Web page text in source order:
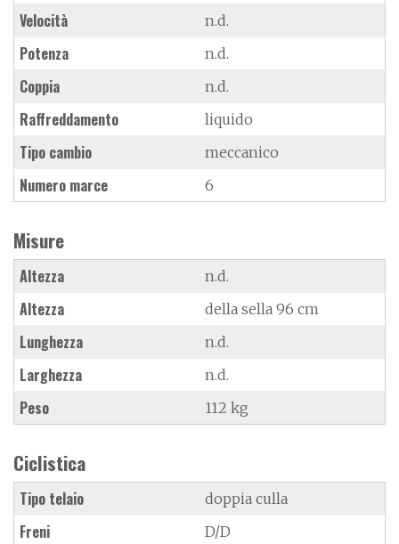
Velocità n.d.
Potenza n.d.
Coppia n.d.
Raffreddamento liquido
Tipo cambio meccanico
Numero marce 6
Misure
Altezza n.d.
Altezza della sella 96 cm
Lunghezza n.d.
Larghezza n.d.
Peso 112 kg
Ciclistica
Tipo telaio doppia culla
Freni D/D